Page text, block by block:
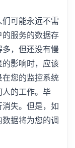
可能永远不需
服务的数据存
，但还没有慢
影响时，应该
您的监控系统
的工作。毕
失。但是，如
据将为您的调